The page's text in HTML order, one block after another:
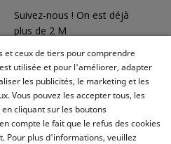
Suivez-nous ! On est déjà
plus de 2 M
et ceux de tiers pour comprendre
utilisée et pour l'améliorer, adapter
les publicités, le marketing et les
Vous pouvez les accepter tous, les
cliquant sur les boutons
compte le fait que le refus des cookies
Pour plus d'informations, veuillez